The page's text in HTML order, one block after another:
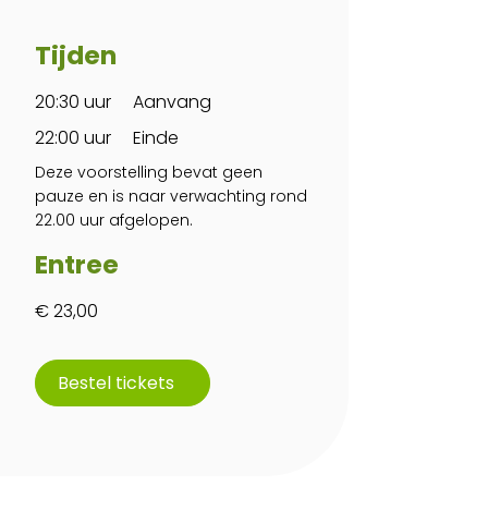
Tijden
20:30 uur
Aanvang
22:00 uur
Einde
Deze voorstelling bevat geen
pauze en is naar verwachting rond
22.00 uur afgelopen.
Entree
€ 23,00
Bestel tickets